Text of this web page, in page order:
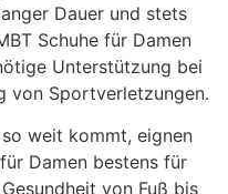
Dauer und stets
Schuhe für Damen
Unterstützung bei
von Sportverletzungen.
weit kommt, eignen
Damen bestens für
von Fuß bis